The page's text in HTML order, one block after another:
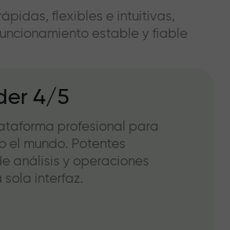
flexibles e intuitivas,
estable y fiable
4/5
profesional para
el mundo. Potentes
análisis y operaciones
sola interfaz.